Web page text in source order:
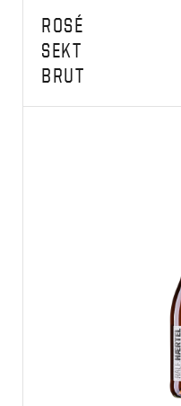
ROSÉ
SEKT
BRUT